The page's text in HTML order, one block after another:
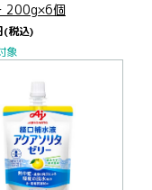
200g×6個
(税込)
象